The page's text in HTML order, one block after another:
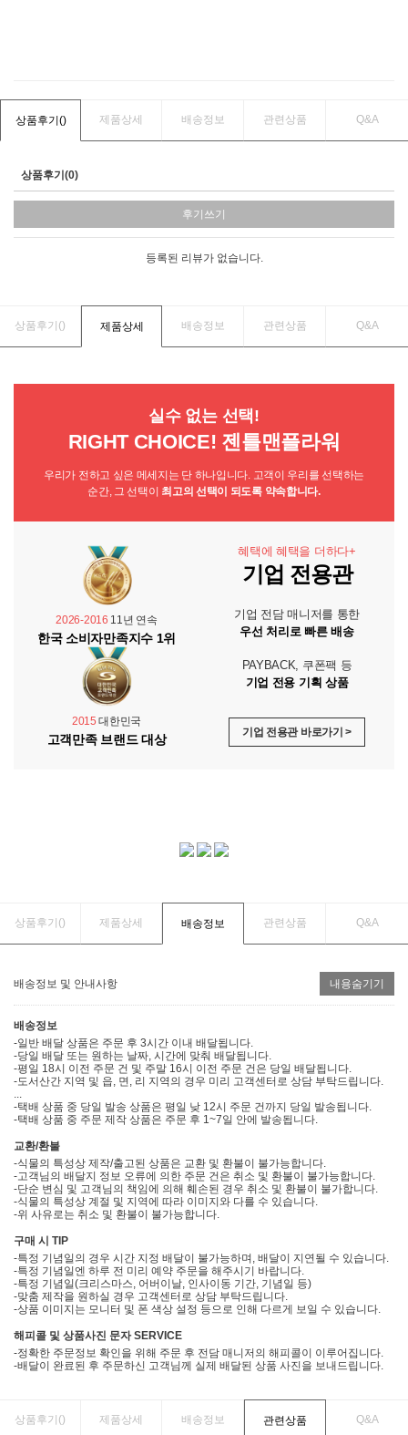
상품후기() 제품상세 배송정보 관련상품 Q&A
상품후기(0)
후기쓰기
등록된 리뷰가 없습니다.
상품후기() 제품상세 배송정보 관련상품 Q&A
실수 없는 선택!
RIGHT CHOICE! 젠틀맨플라워
우리가 전하고 싶은 메세지는 단 하나입니다. 고객이 우리를 선택하는
순간, 그 선택이 최고의 선택이 되도록 약속합니다.
2026-2016 11년 연속
한국 소비자만족지수 1위
2015 대한민국
고객만족 브랜드 대상
혜택에 혜택을 더하다+
기업 전용관
기업 전담 매니저를 통한
우선 처리로 빠른 배송
PAYBACK, 쿠폰팩 등
기업 전용 기획 상품
기업 전용관 바로가기 >
상품후기() 제품상세 배송정보 관련상품 Q&A
배송정보 및 안내사항 내용숨기기
배송정보
-일반 배달 상품은 주문 후 3시간 이내 배달됩니다.
-당일 배달 또는 원하는 날짜, 시간에 맞춰 배달됩니다.
-평일 18시 이전 주문 건 및 주말 16시 이전 주문 건은 당일 배달됩니다.
-도서산간 지역 및 읍, 면, 리 지역의 경우 미리 고객센터로 상담 부탁드립니다.
-택배 상품 중 당일 발송 상품은 평일 낮 12시 주문 건까지 당일 발송됩니다.
-택배 상품 중 주문 제작 상품은 주문 후 1~7일 안에 발송됩니다.
교환/환불
-식물의 특성상 제작/출고된 상품은 교환 및 환불이 불가능합니다.
-고객님의 배달지 정보 오류에 의한 주문 건은 취소 및 환불이 불가능합니다.
-단순 변심 및 고객님의 책임에 의해 훼손된 경우 취소 및 환불이 불가합니다.
-식물의 특성상 계절 및 지역에 따라 이미지와 다를 수 있습니다.
-위 사유로는 취소 및 환불이 불가능합니다.
구매 시 TIP
-특정 기념일의 경우 시간 지정 배달이 불가능하며, 배달이 지연될 수 있습니다.
-특정 기념일엔 하루 전 미리 예약 주문을 해주시기 바랍니다.
-특정 기념일(크리스마스, 어버이날, 인사이동 기간, 기념일 등)
-맞춤 제작을 원하실 경우 고객센터로 상담 부탁드립니다.
-상품 이미지는 모니터 및 폰 색상 설정 등으로 인해 다르게 보일 수 있습니다.
해피콜 및 상품사진 문자 SERVICE
-정확한 주문정보 확인을 위해 주문 후 전담 매니저의 해피콜이 이루어집니다.
-배달이 완료된 후 주문하신 고객님께 실제 배달된 상품 사진을 보내드립니다.
상품후기() 제품상세 배송정보 관련상품 Q&A